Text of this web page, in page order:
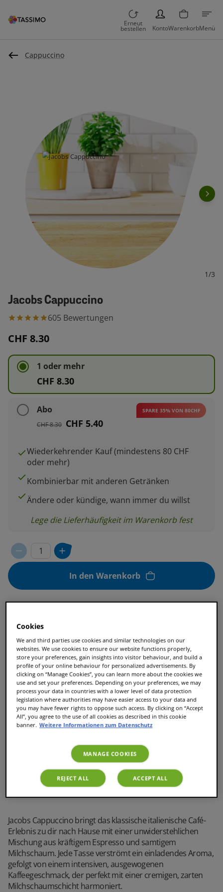
Erneut
bestellen
PERSON
KontoWarenkorbMenü
Cappuccino
1/3
Jacobs Cappuccino
605 Bewertungen
CHF 8.30
1 oder mehr
CHF 8.30
Abo SPARE 35% VON 80CHF
CHF 8.30 CHF 5.40
Wiederkehrender Kauf (mindestens 80 CHF
oder mehr)
Kombinierbar mit anderen Getränken
Ändere oder kündige, wann immer du willst
Lege die Lieferhäufigkeit im Warenkorb fest
In den Warenkorb
TASSIMO Common Grounds – nachhaltig
genießen.
Schnelle, unkomplizierte Zubereitung
8 Portionen zu je 190 ml
Beschreibung
Jacobs Cappuccino bringt das klassische italienische Café-
Erlebnis zu dir nach Hause mit einer unwiderstehlichen
Mischung aus kräftigem Espresso und samtigem
Milchschaum. Jede Tasse verströmt ein einladendes Aroma,
gefolgt von einem intensiven, ausgewogenen
Kaffeegeschmack, der perfekt mit einer cremigen, zarten
Milchschaumschicht harmoniert.
Cookies
We and third parties use cookies and similar technologies on our
websites. We use cookies to ensure our website functions properly,
store your preferences, gain insights into visitor behaviour, and build a
profile of your online behaviour for personalized advertisements. By
clicking on “Manage Cookies”, you can learn more about the cookies we
use and set your preferences. Depending on your preferences, we may
process your data in countries with a lower level of data protection
legislation where authorities may have easier access to your data and
you may have fewer rights to oppose such access. By clicking on “Accept
All”, you agree to the use of all cookies as described in this cookie
banner. Weitere Informationen zum Datenschutz
MANAGE COOKIES
REJECT ALL ACCEPT ALL